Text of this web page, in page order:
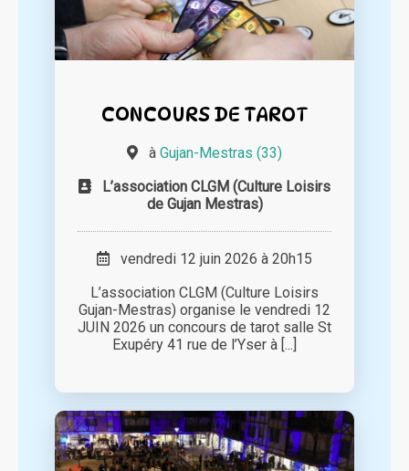
CONCOURS DE TAROT
à Gujan-Mestras (33)
L’association CLGM (Culture Loisirs
de Gujan Mestras)
vendredi 12 juin 2026 à 20h15
L’association CLGM (Culture Loisirs
Gujan-Mestras) organise le vendredi 12
JUIN 2026 un concours de tarot salle St
Exupéry 41 rue de l’Yser à [...]